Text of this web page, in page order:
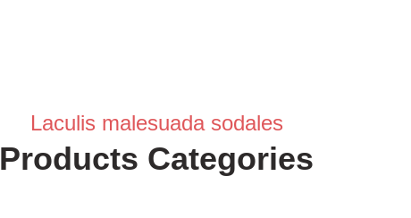
Laculis malesuada sodales
Products Categories